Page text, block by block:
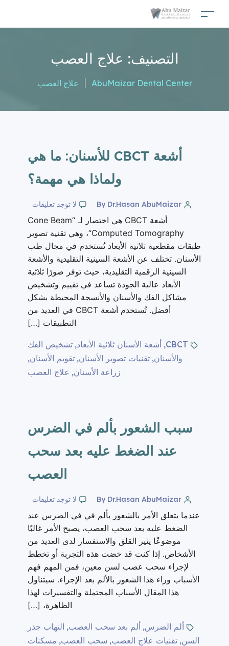
التصنيف: علاج العصب
AbuMaizar Dental Center علاج العصب
أشعة CBCT للأسنان: ما هي
ولماذا هي مهمة؟
By Dr.Hasan AbuMaizar لا توجد تعليقات
أشعة CBCT هي اختصار لـ “Cone Beam
Computed Tomography“، وهي تقنية تصوير
طبقات مقطعية ثلاثية الأبعاد تُستخدم في مجال طب
الأسنان. تختلف عن الأشعة السينية التقليدية والأشعة
السينية الرقمية التقليدية، حيث توفر صورًا ثلاثية
الأبعاد عالية الجودة تساعد في تقييم وتشخيص
مشاكل الفك والأسنان والأنسجة المحيطة بشكل
أفضل. تُستخدم أشعة CBCT في العديد من
التطبيقات […]
CBCT
, أشعة الأسنان ثلاثية الأبعاد, تشخيص الفك
والأسنان, تقنيات تصوير الأسنان, تقويم الأسنان,
زراعة الأسنان, علاج العصب
سبب الشعور بألم في الضرس
عند الضغط عليه بعد سحب
العصب
By Dr.Hasan AbuMaizar لا توجد تعليقات
عندما يتعلق الأمر بالشعور بألم في في الضرس عند
الضغط عليه بعد سحب العصب، يصبح الأمر غالبًا
موضوعًا يثير القلق والاستفسار لدى العديد من
الأشخاص. إذا كنت قد خضت هذه التجربة أو تخطط
لإجراء سحب عصب لسن معين، فمن المهم فهم
الأسباب وراء هذا الشعور بالألم بعد الإجراء. سيتناول
هذا المقال الأسباب المحتملة والتفسيرات لهذا
الظاهرة، […]
ألم الضرس, ألم بعد سحب العصب, التهاب جذر
السن, تقنيات علاج العصب, سحب العصب, مسكنات